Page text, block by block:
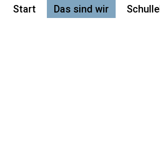
Start Das sind wir